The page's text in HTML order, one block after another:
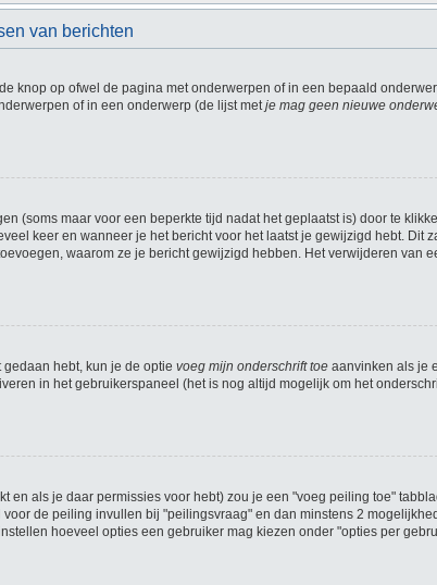
van berichten
knop op ofwel de pagina met onderwerpen of in een bepaald
of in een onderwerp (de lijst metje mag geen nieuwe
(soms maar voor een beperkte tijd nadat het geplaatst is) door te
keer en wanneer je het bericht voor het laatst je gewijzigd hebt. Dit
waarom ze je bericht gewijzigd hebben. Het verwijderen van
hebt, kun je de optie voeg mijn onderschrift toe aanvinken als je
in het gebruikerspaneel (het is nog altijd mogelijk om het
als je daar permissies voor hebt) zou je een "voeg peiling toe"
de peiling invullen bij "peilingsvraag" en dan minstens 2
hoeveel opties een gebruiker mag kiezen onder "opties per